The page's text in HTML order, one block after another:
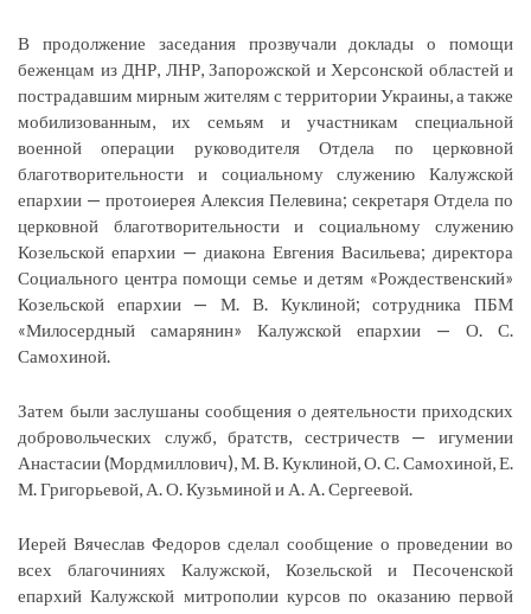
В продолжение заседания прозвучали доклады о помощи
беженцам из ДНР, ЛНР, Запорожской и Херсонской областей и
пострадавшим мирным жителям с территории Украины, а также
мобилизованным, их семьям и участникам специальной
военной операции руководителя Отдела по церковной
благотворительности и социальному служению Калужской
епархии — протоиерея Алексия Пелевина; секретаря Отдела по
церковной благотворительности и социальному служению
Козельской епархии — диакона Евгения Васильева; директора
Социального центра помощи семье и детям «Рождественский»
Козельской епархии — М. В. Куклиной; сотрудника ПБМ
«Милосердный самарянин» Калужской епархии — О. С.
Самохиной.
Затем были заслушаны сообщения о деятельности приходских
добровольческих служб, братств, сестричеств — игумении
Анастасии (Мордмиллович), М. В. Куклиной, О. С. Самохиной, Е.
М. Григорьевой, А. О. Кузьминой и А. А. Сергеевой.
Иерей Вячеслав Федоров сделал сообщение о проведении во
всех благочиниях Калужской, Козельской и Песоченской
епархий Калужской митрополии курсов по оказанию первой